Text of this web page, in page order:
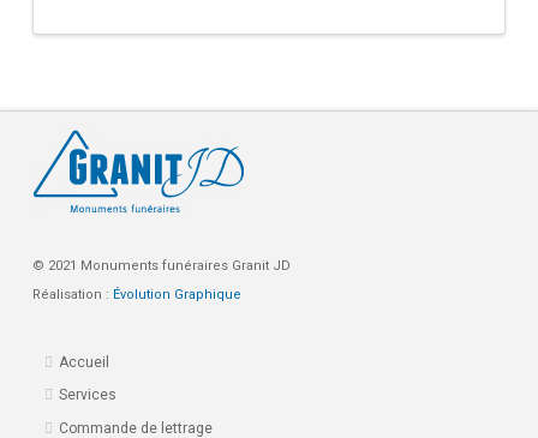
© 2021 Monuments funéraires Granit JD
Réalisation : Évolution Graphique
Accueil
Services
Commande de lettrage